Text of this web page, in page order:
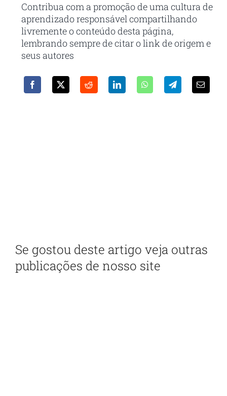
Contribua com a promoção de uma cultura de
aprendizado responsável compartilhando
livremente o conteúdo desta página,
lembrando sempre de citar o link de origem e
seus autores
Se gostou deste artigo veja outras
publicações de nosso site